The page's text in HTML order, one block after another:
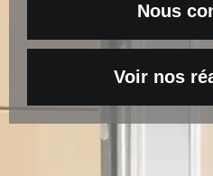
Nous
Voir nos